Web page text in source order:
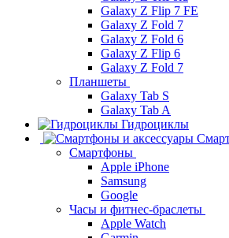
Galaxy Z Flip 7 FE
Galaxy Z Fold 7
Galaxy Z Fold 6
Galaxy Z Flip 6
Galaxy Z Fold 7
Планшеты
Galaxy Tab S
Galaxy Tab A
Гидроциклы
Смартфоны
Apple iPhone
Samsung
Google
Часы и фитнес-браслеты
Apple Watch